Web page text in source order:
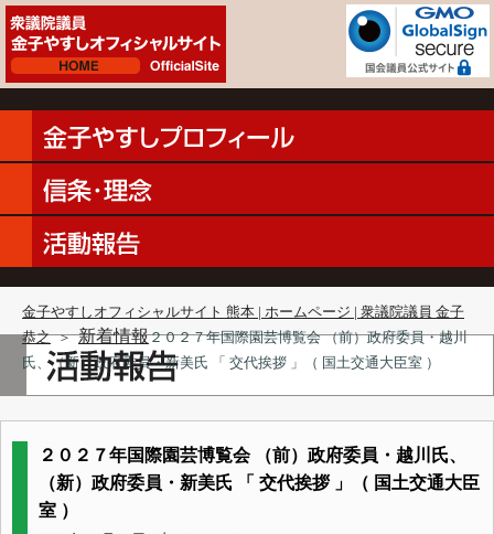
金子やすしオフィシャルサイト 熊本 | ホームページ | 衆議院議員 金子
恭之 ＞ 新着情報２０２７年国際園芸博覧会 （前）政府委員・越川
氏、（新）政府委員・新美氏 「 交代挨拶 」（ 国土交通大臣室 ）
２０２７年国際園芸博覧会 （前）政府委員・越川氏、
（新）政府委員・新美氏 「 交代挨拶 」（ 国土交通大臣
室 ）